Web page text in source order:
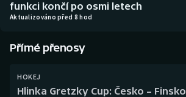
Box
Curling
funkci končí po osmi letech
Aktualizováno před 8 hod
Přímé přenosy
HOKEJ
Hlinka Gretzky Cup: Česko – Finsko